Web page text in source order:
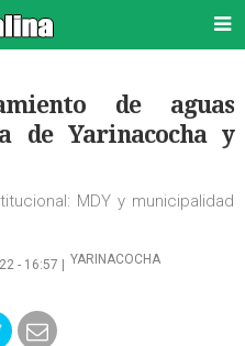
de aguas
de Yarinacocha y
MDY y municipalidad
- 16:57 |
YARINACOCHA